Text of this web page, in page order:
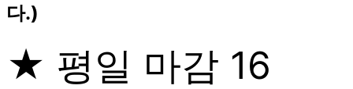
다.)
★ 평일 마감 16